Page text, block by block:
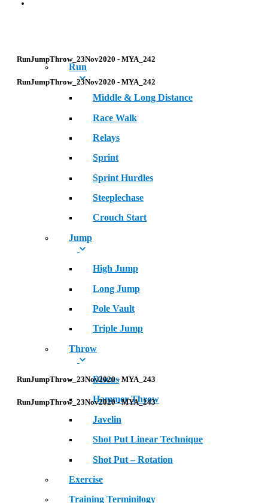
Run
Middle & Long Distance
Race Walk
Relays
Sprint
Sprint Hurdles
Steeplechase
Crouch Start
Jump
High Jump
Long Jump
Pole Vault
Triple Jump
Throw
Discus
Hammer Throw
Javelin
Shot Put Linear Technique
Shot Put – Rotation
Exercise
Training Terminilogy
RunJumpThrow_23Nov2020 - MYA_242
RunJumpThrow_23Nov2020 - MYA_242
RunJumpThrow_23Nov2020 - MYA_243
RunJumpThrow_23Nov2020 - MYA_243